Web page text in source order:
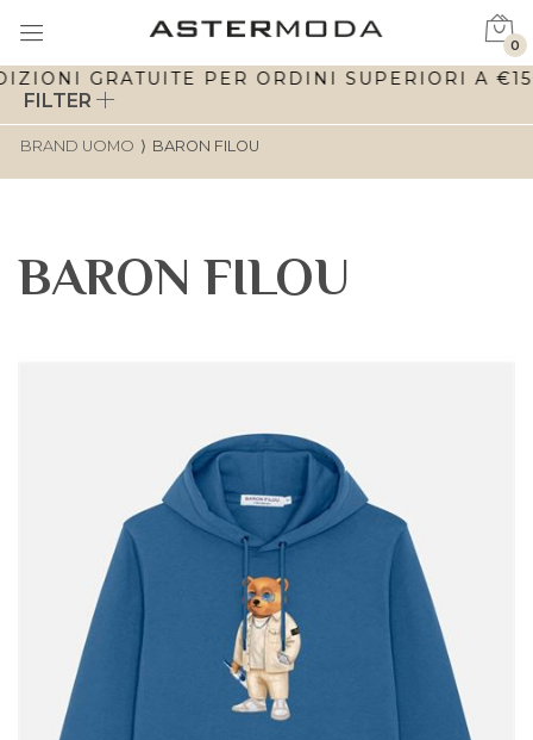
GRATUITE PER ORDINI SUPERIORI A
0
FILTER
BRAND UOMO ⟩ BARON FILOU
BARON FILOU